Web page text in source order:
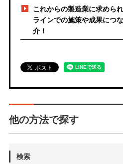
これからの製造業に求めら
ラインでの施策や成果につ
介！
他の方法で探す
検索